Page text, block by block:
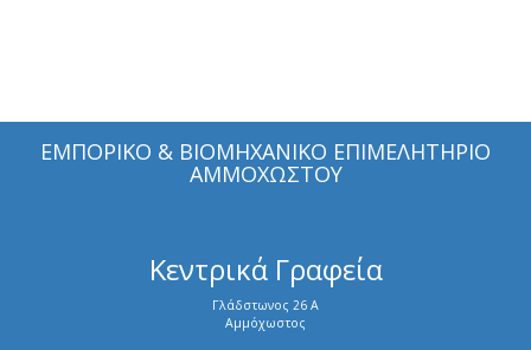
ΕΜΠΟΡΙΚΟ & ΒΙΟΜΗΧΑΝΙΚΟ ΕΠΙΜΕΛΗΤΗΡΙΟ
ΑΜΜΟΧΩΣΤΟΥ
Κεντρικά Γραφεία
Γλάδστωνος 26 Α
Αμμόχωστος